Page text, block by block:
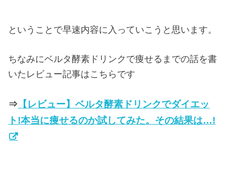
ということで早速内容に入っていこうと思います。
ちなみにベルタ酵素ドリンクで痩せるまでの話を書
いたレビュー記事はこちらです
⇒ 【レビュー】ベルタ酵素ドリンクでダイエッ
ト!本当に痩せるのか試してみた。その結果は…!